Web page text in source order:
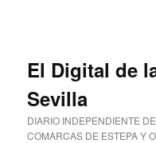
El Digital de
Sevilla
DIARIO INDEPENDIENTE
COMARCAS DE ESTEPA Y